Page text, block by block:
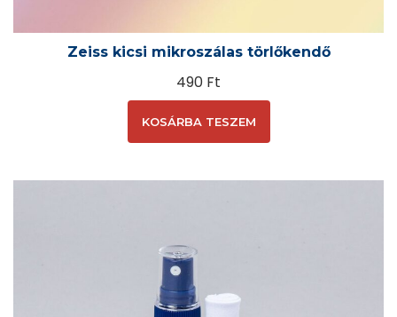
Zeiss kicsi mikroszálas törlőkendő
490 Ft
KOSÁRBA TESZEM